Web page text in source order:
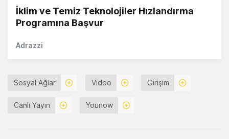
İklim ve Temiz Teknolojiler Hızlandırma
Programına Başvur
Adrazzi
Sosyal Ağlar Video Girişim
Canlı Yayın Younow